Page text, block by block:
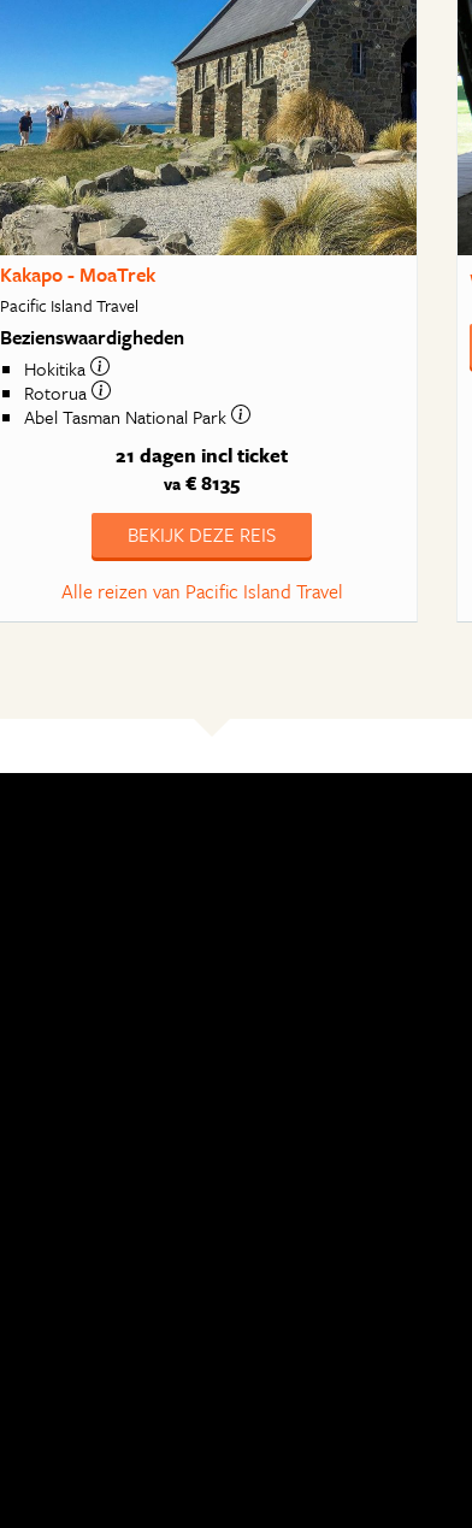
Kakapo - MoaTrek
Pacific Island Travel
Bezienswaardigheden
Hokitika
Rotorua
Abel Tasman National Park
21 dagen incl ticket
va € 8135
BEKIJK DEZE REIS
Alle reizen van Pacific Island Travel